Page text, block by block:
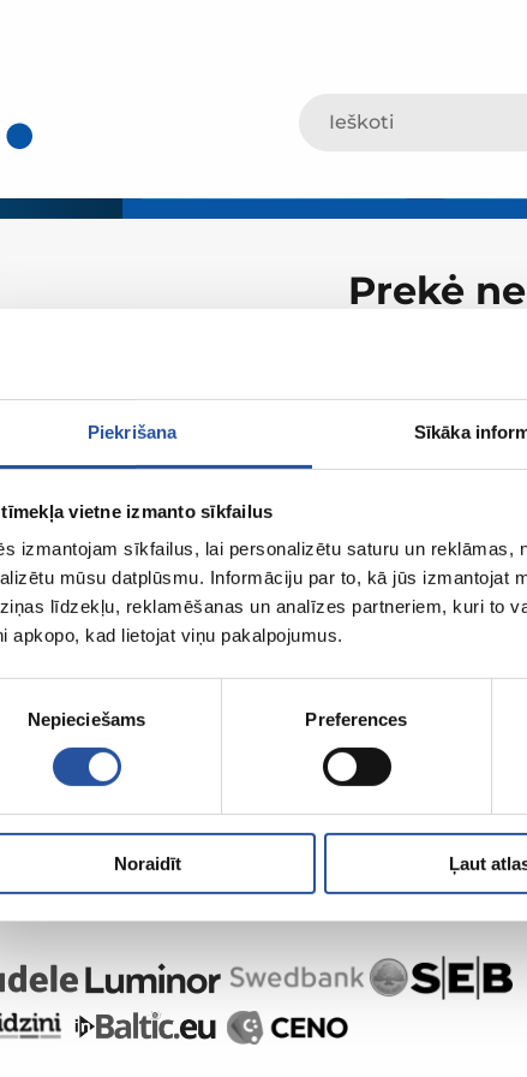
Piekrišana Sīkāka
vietne izmanto sīkfailus
izmantojam sīkfailus, lai personalizētu saturu un
mūsu datplūsmu. Informāciju par to, kā jūs izmantojat
līdzekļu, reklamēšanas un analīzes partneriem, kuri to
apkopo, kad lietojat viņu pakalpojumus.
Nepieciešams Preferences
Noraidīt Ļaut
Prekė
su
ir kokybiškomis
pagrindinė
ir sodui!